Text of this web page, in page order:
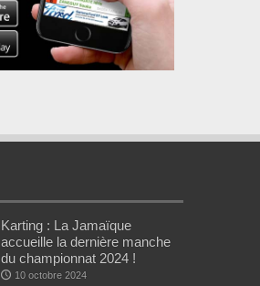
Karting : La Jamaïque
accueille la dernière manche
du championnat 2024 !
10 octobre 2024